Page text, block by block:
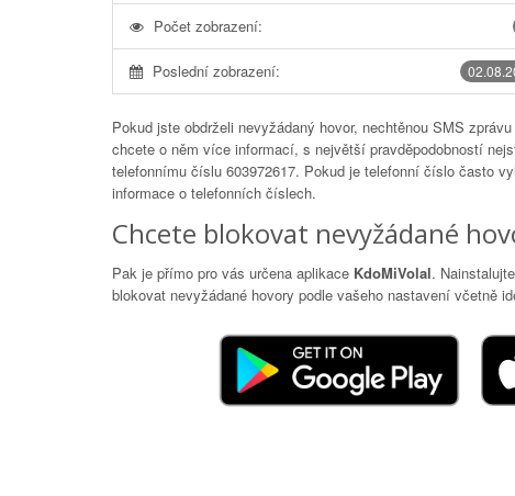
Počet zobrazení:
Poslední zobrazení:
Pokud jste obdrželi nevyžádaný hovor, nechtěnou SMS
chcete o něm více informací, s největší pravděpodobností
telefonnímu číslu 603972617. Pokud je telefonní číslo často
informace o telefonních číslech.
Chcete blokovat nevyžádané
Pak je přímo pro vás určena aplikace KdoMiVolal.
blokovat nevyžádané hovory podle vašeho nastavení včetně